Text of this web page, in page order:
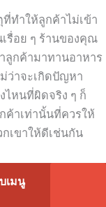
ที่ทำให้ลูกค้าไม่เข้า
รื่อย ๆ ร้านของคุณ
ลูกค้ามาทานอาหาร
ว่าจะเกิดปัญหา
ไหนที่ผิดจริง ๆ ก็
ค้าเท่านั้นที่ควรให้
เขาให้ดีเช่นกัน
เมนู